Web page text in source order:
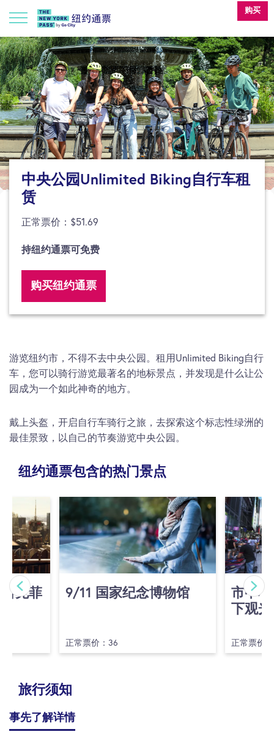
购买
中央公园Unlimited Biking自行车租
赁
正常票价：$51.69
持纽约通票可免费
购买纽约通票
游览纽约市，不得不去中央公园。租用Unlimited Biking自行
车，您可以骑行游览最著名的地标景点，并发现是什么让公
园成为一个如此神奇的地方。
戴上头盔，开启自行车骑行之旅，去探索这个标志性绿洲的
最佳景致，以自己的节奏游览中央公园。
纽约通票包含的热门景点
克菲 9/​11 国家纪念博物馆
正常票价：36
市中
下观
正常票价
旅行须知
事先了解详情